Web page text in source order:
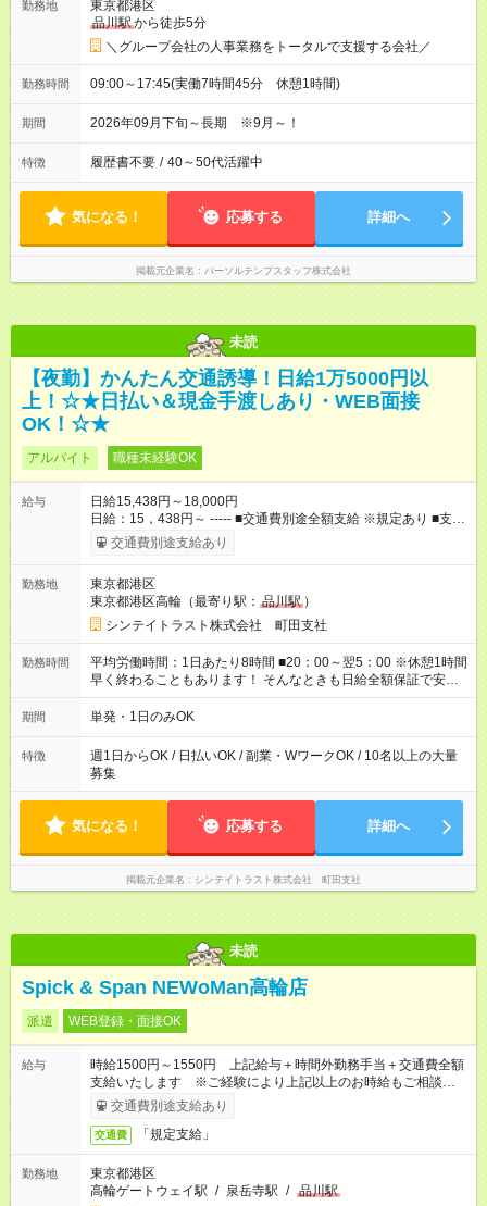
勤務地
東京都港区
品川駅から徒歩5分
＼グループ会社の人事業務をトータルで支援する会社／
勤務時間 09:00～17:45(実働7時間45分 休憩1時間)
期間 2026年09月下旬～長期 ※9月～！
特徴 履歴書不要 / 40～50代活躍中
気になる！ 応募する 詳細へ
掲載元企業名 パーソルテンプスタッフ株式会社
未読
【夜勤】かんたん交通誘導！日給1万5000円以
上！☆★日払い＆現金手渡しあり・WEB面接
OK！☆★
アルバイト 職種未経験OK
給与
日給15,438円～18,000円
日給：15，438円～ ----- ■交通費別途全額支給 ※規定あり ■支払
方法：日払い └日給のうち7，000円を現金先払い ※稼働分 ※週
払い・月払いOK ⇒希望をお聞かせください♪ ■運転手当あり ■残
も”全額”支給！ ・－・－・ ≪ 法定研修 ≫ 研修時の給与： 日給
10，000円×3日間（24時間） ＝研修費として合計30，000円支
給 ＋交通費全額支給 ※規定あり 【試用期間】試用期間なし
交通費別途支給あり
勤務地
東京都港区
東京都港区高輪（最寄り駅： 品川駅 ）
シンテイトラスト株式会社 町田支社
勤務時間
平均労働時間：1日あたり8時間 ■20：00～翌5：00 ※休憩1時間
早く終わることもあります！ そんなときも日給全額保証で安心♪
平均労働時間：1日あたり8時間 ■20：00～翌5：00 ※休憩1時間
早く終わることもあります！ そんなときも日給全額保証で安心♪
期間 単発・1日のみOK
特徴
週1日からOK / 日払いOK / 副業・WワークOK / 10名以上の大量
募集
気になる！ 応募する 詳細へ
掲載元企業名 シンテイトラスト株式会社 町田支社
未読
Spick & Span NEWoMan高輪店
派遣 WEB登録・面接OK
給与
時給1500円～1550円 上記給与＋時間外勤務手当＋交通費全額
支給いたします ※ご経験により上記以上のお時給もご相談させ
ていただきます ※時間外手当はお時給の1.25倍です！
交通費別途支給あり
交通費 「規定支給」
勤務地
東京都港区
高輪ゲートウェイ駅 / 泉岳寺駅 / 品川駅